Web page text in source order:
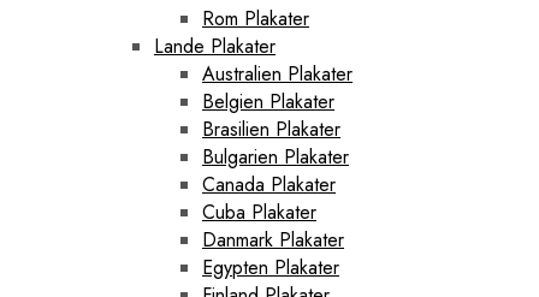
Rom Plakater
Lande Plakater
Australien Plakater
Belgien Plakater
Brasilien Plakater
Bulgarien Plakater
Canada Plakater
Cuba Plakater
Danmark Plakater
Egypten Plakater